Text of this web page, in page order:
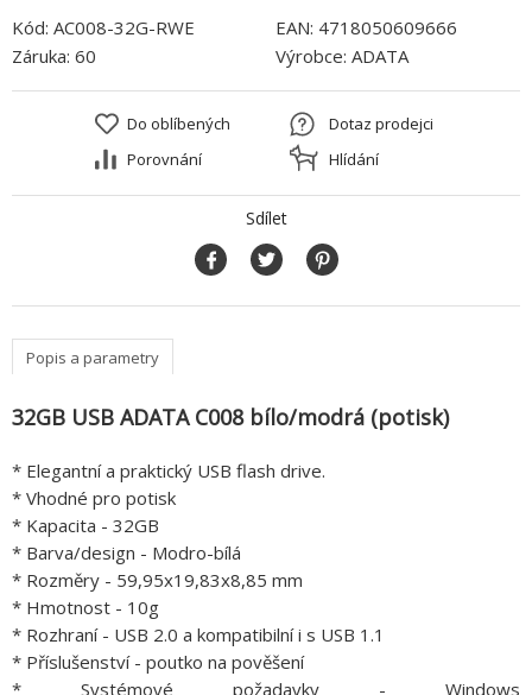
Kód: AC008-32G-RWE EAN: 4718050609666
Záruka: 60 Výrobce: ADATA
Do oblíbených
Porovnání
Dotaz prodejci
Hlídání
Sdílet
Popis a parametry
32GB USB ADATA C008 bílo/modrá (potisk)
* Elegantní a praktický USB flash drive.
* Vhodné pro potisk
* Kapacita - 32GB
* Barva/design - Modro-bílá
* Rozměry - 59,95x19,83x8,85 mm
* Hmotnost - 10g
* Rozhraní - USB 2.0 a kompatibilní i s USB 1.1
* Příslušenství - poutko na pověšení
* Systémové požadavky - Windows